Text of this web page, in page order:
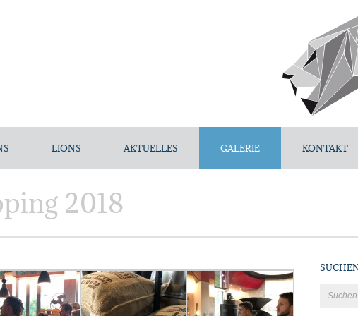
LIONS AKTUELLES GALERIE KONTAKT
2018